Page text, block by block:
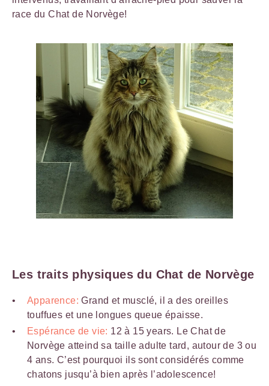
race du Chat de Norvège!
Les traits physiques du Chat de Norvège
Apparence: Grand et musclé, il a des oreilles
touffues et une longues queue épaisse.
Espérance de vie: 12 à 15 years. Le Chat de
Norvège atteind sa taille adulte tard, autour de 3 ou
4 ans. C’est pourquoi ils sont considérés comme
chatons jusqu’à bien après l’adolescence!